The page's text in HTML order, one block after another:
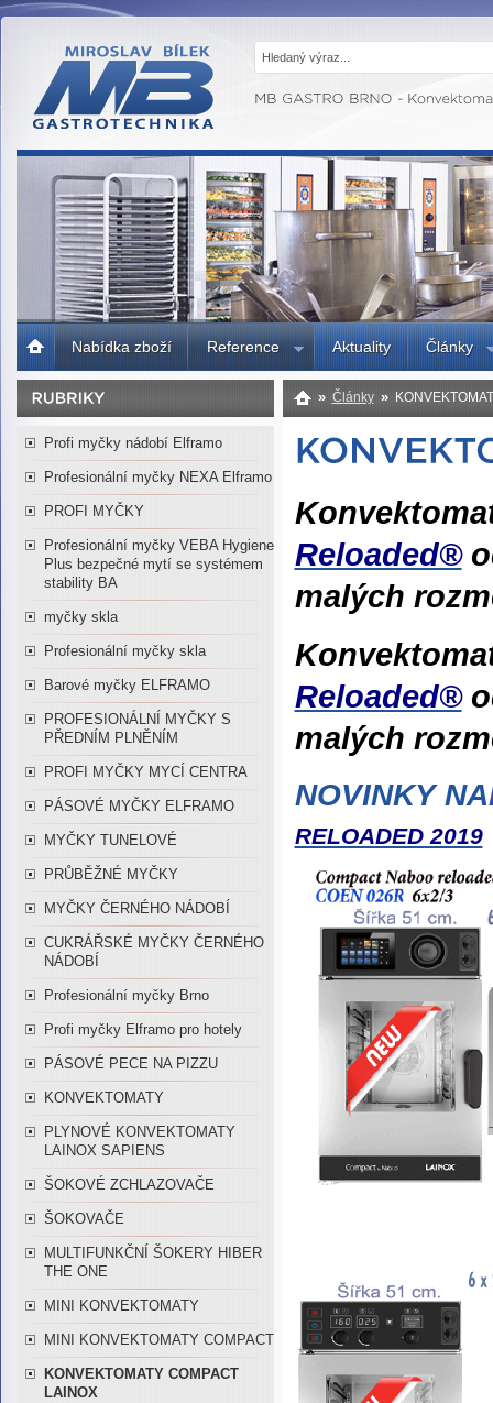
MB GASTRO
BRNO -
Gastrotechnika,
profesionální
kuchyně
strana
Nabídka zboží Reference Aktuality Články
Profi myčky nádobí Elframo
Profesionální myčky NEXA Elframo
PROFI MYČKY
Profesionální myčky VEBA Hygiene
Plus bezpečné mytí se systémem
stability BA
myčky skla
Profesionální myčky skla
Barové myčky ELFRAMO
PROFESIONÁLNÍ MYČKY S
PŘEDNÍM PLNĚNÍM
PROFI MYČKY MYCÍ CENTRA
PÁSOVÉ MYČKY ELFRAMO
MYČKY TUNELOVÉ
PRŮBĚŽNÉ MYČKY
MYČKY ČERNÉHO NÁDOBÍ
CUKRÁŘSKÉ MYČKY ČERNÉHO
NÁDOBÍ
Profesionální myčky Brno
Profi myčky Elframo pro hotely
PÁSOVÉ PECE NA PIZZU
KONVEKTOMATY
PLYNOVÉ KONVEKTOMATY
LAINOX SAPIENS
ŠOKOVÉ ZCHLAZOVAČE
ŠOKOVAČE
MULTIFUNKČNÍ ŠOKERY HIBER
THE ONE
MINI KONVEKTOMATY
MINI KONVEKTOMATY COMPACT
KONVEKTOMATY COMPACT
LAINOX
» Články »
Reloaded®
malých
Reloaded®
malých
NOVINKY
RELOADED 2019